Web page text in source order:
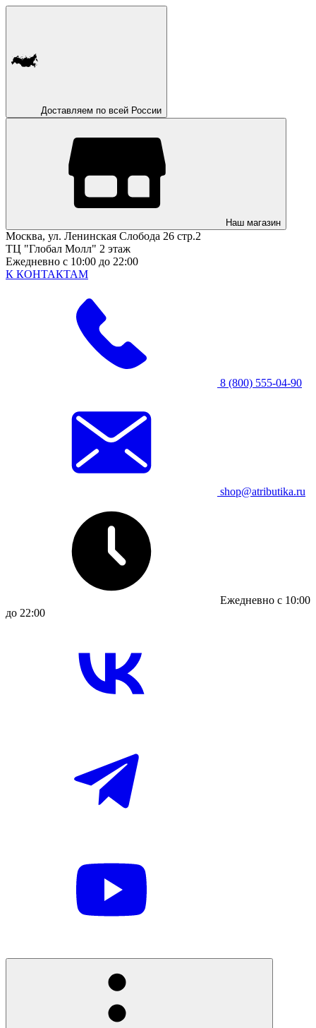
Доставляем по всей России
Наш магазин
Москва, ул. Ленинская Слобода 26 стр.2
ТЦ "Глобал Молл" 2 этаж
Ежедневно с 10:00 до 22:00
К КОНТАКТАМ
8 (800) 555-04-90
shop@atributika.ru
Ежедневно с 10:00
до 22:00